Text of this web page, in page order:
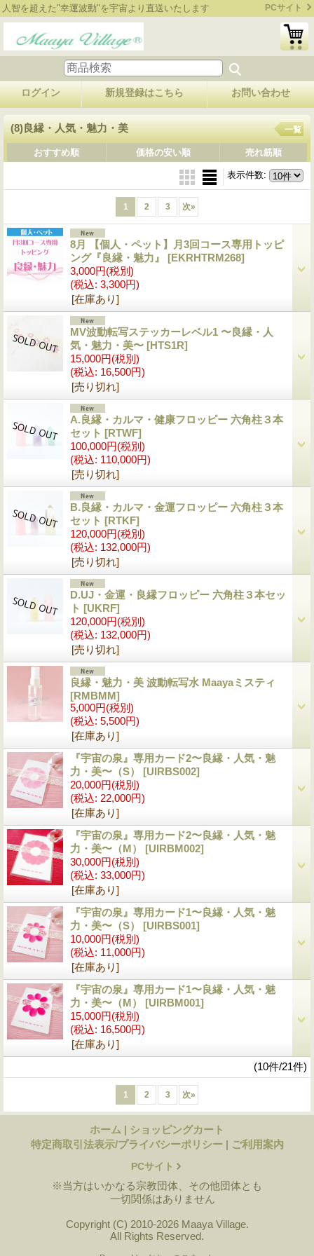
人智を超えた"幸運波動"を宇宙より直送いたします PCサイト
ログイン 新規登録はこちら お問い合わせ
(8)良縁・人気・魅力・美 一覧
おすすめ順 価格の安い順 売れ筋順
表示件数:
1 2 3 次»
8月 【個人・ペット】月3回コース専用トッピ
ング『良縁・魅力』 [EKRHTRM268]
3,000円(税別)
(税込: 3,300円)
[在庫あり]
MV波動転写ステッカーレベル1 〜良縁・人
気・魅力・美〜 [HTS1R]
15,000円(税別)
(税込: 16,500円)
[売り切れ]
A.良縁・カルマ・健康フロッピー 六角柱３本
セット [RTWF]
100,000円(税別)
(税込: 110,000円)
[売り切れ]
B.良縁・カルマ・金運フロッピー 六角柱３本
セット [RTKF]
120,000円(税別)
(税込: 132,000円)
[売り切れ]
D.UJ・金運・良縁フロッピー 六角柱３本セッ
ト [UKRF]
120,000円(税別)
(税込: 132,000円)
[売り切れ]
良縁・魅力・美 波動転写水 Maayaミスティ
[RMBMM]
5,000円(税別)
(税込: 5,500円)
[在庫あり]
『宇宙の泉』専用カード2〜良縁・人気・魅
力・美〜（S） [UIRBS002]
20,000円(税別)
(税込: 22,000円)
[在庫あり]
『宇宙の泉』専用カード2〜良縁・人気・魅
力・美〜（M） [UIRBM002]
30,000円(税別)
(税込: 33,000円)
[在庫あり]
『宇宙の泉』専用カード1〜良縁・人気・魅
力・美〜（S） [UIRBS001]
10,000円(税別)
(税込: 11,000円)
[在庫あり]
『宇宙の泉』専用カード1〜良縁・人気・魅
力・美〜（M） [UIRBM001]
15,000円(税別)
(税込: 16,500円)
[在庫あり]
(10件/21件)
1 2 3 次»
ホーム | ショッピングカート
特定商取引法表示/プライバシーポリシー | ご利用案内
PCサイト
※当方はいかなる宗教団体、その他団体とも
一切関係はありません
Copyright (C) 2010-2026 Maaya Village.
All Rights Reserved.